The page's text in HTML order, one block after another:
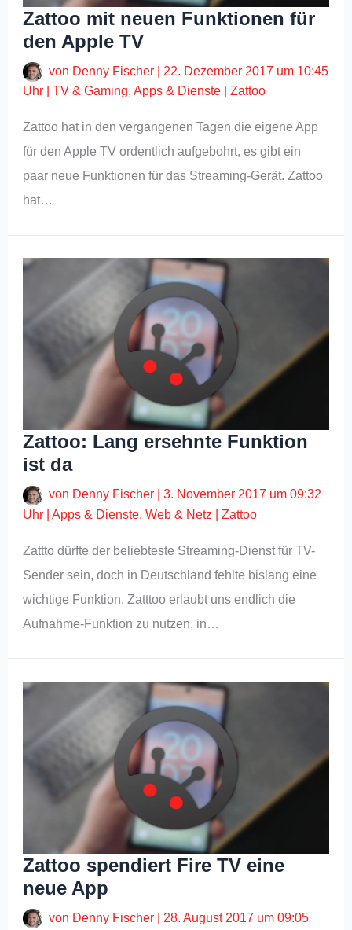
Zattoo mit neuen Funktionen für
den Apple TV
von Denny Fischer
22. Dezember 2017 um 10:45
Uhr |TV & Gaming,Apps & Dienste |Zattoo
Zattoo hat in den vergangenen Tagen die eigene App
für den Apple TV ordentlich aufgebohrt, es gibt ein
paar neue Funktionen für das Streaming-Gerät. Zattoo
hat…
Zattoo: Lang ersehnte Funktion
ist da
von Denny Fischer |3. November 2017 um 09:32
Uhr |Apps & Dienste,Web & Netz |Zattoo
Zattto dürfte der beliebteste Streaming-Dienst für TV-
Sender sein, doch in Deutschland fehlte bislang eine
wichtige Funktion. Zatttoo erlaubt uns endlich die
Aufnahme-Funktion zu nutzen, in…
Zattoo spendiert Fire TV eine
neue App
von Denny Fischer
28. August 2017 um 09:05